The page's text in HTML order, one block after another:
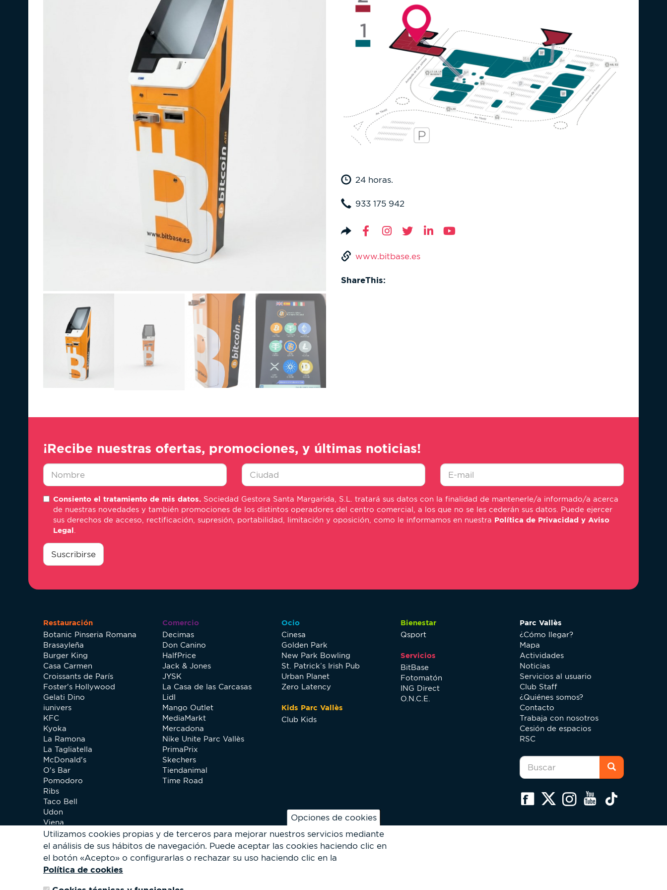
Opciones de cookies
Utilizamos cookies propias y de terceros para mejorar nuestros servicios mediante
el análisis de sus hábitos de navegación. Puede aceptar las cookies haciendo clic en
el botón «Acepto» o configurarlas o rechazar su uso haciendo clic en la
Política de cookies
24 horas.
933 175 942
www.bitbase.es
ShareThis:
¡Recibe nuestras ofertas, promociones, y últimas noticias!
*
*
mail
*
Consiento el tratamiento de mis datos. Sociedad Gestora Santa Margarida, S.L. tratará sus datos con la finalidad de mantenerle/a informado/a acerca
de nuestras novedades y también promociones de los distintos operadores del centro comercial, a los que no se les cederán sus datos. Puede ejercer
sus derechos de acceso, rectificación, supresión, portabilidad, limitación y oposición, como le informamos en nuestra Política de Privacidad y Aviso
Legal
consentimiento
Suscribirse
Restauración
Botanic Pinseria Romana
Brasayleña
Burger King
Casa Carmen
Croissants de París
Foster's Hollywood
Gelati Dino
iunivers
KFC
Kyoka
La Ramona
La Tagliatella
McDonald's
O's Bar
Pomodoro
Ribs
Taco Bell
Udon
Viena
Xip Pollo
Comercio
Decimas
Don Canino
HalfPrice
Jack & Jones
JYSK
La Casa de las Carcasas
Lidl
Mango Outlet
MediaMarkt
Mercadona
Nike Unite Parc Vallès
PrimaPrix
Skechers
Tiendanimal
Time Road
Ocio
Cinesa
Golden Park
New Park Bowling
St. Patrick’s Irish Pub
Urban Planet
Zero Latency
Kids Parc Vallès
Club Kids
Bienestar
Qsport
Servicios
BitBase
Fotomatón
ING Direct
O.N.C.E.
Parc Vallès
¿Cómo llegar?
Mapa
Actividades
Noticias
Servicios al usuario
Club Staff
¿Quiénes somos?
Contacto
Trabaja con nosotros
Cesión de espacios
RSC
Formulario
búsqueda